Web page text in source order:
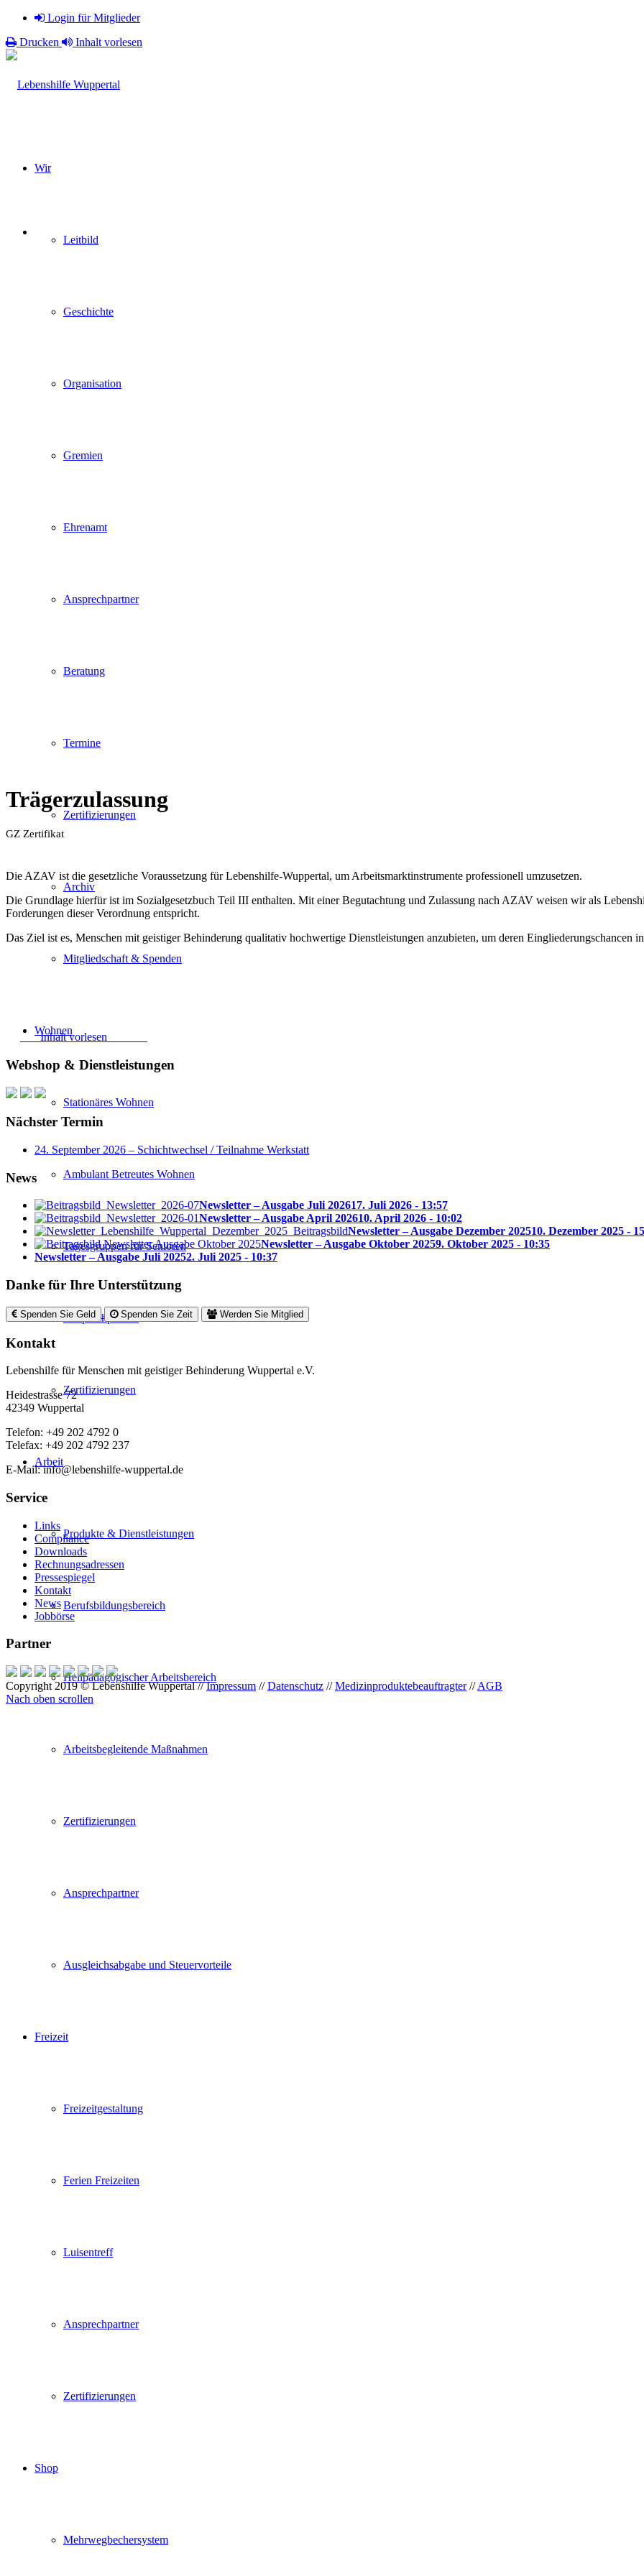
Login für Mitglieder
Drucken
Inhalt vorlesen
Wir
Leitbild
Geschichte
Organisation
Gremien
Ehrenamt
Ansprechpartner
Beratung
Termine
Zertifizierungen
Archiv
Mitgliedschaft & Spenden
Wohnen
Stationäres Wohnen
Ambulant Betreutes Wohnen
Tagesgruppen für Senioren
Ansprechpartner
Zertifizierungen
Arbeit
Produkte & Dienstleistungen
Berufsbildungsbereich
Heilpädagogischer Arbeitsbereich
Arbeitsbegleitende Maßnahmen
Zertifizierungen
Ansprechpartner
Ausgleichsabgabe und Steuervorteile
Freizeit
Freizeitgestaltung
Ferien Freizeiten
Luisentreff
Ansprechpartner
Zertifizierungen
Shop
Mehrwegbechersystem
Trägerzulassung
GZ Zertifikat
Die AZAV ist die gesetzliche Voraussetzung für Lebenshilfe-Wuppertal, um Arbeitsmarktinstrumente professionell umzusetzen.
Die Grundlage hierfür ist im Sozialgesetzbuch Teil III enthalten. Mit einer Begutachtung und Zulassung nach AZAV weisen wir als
Forderungen dieser Verordnung entspricht.
Das Ziel ist es, Menschen mit geistiger Behinderung qualitativ hochwertige Dienstleistungen anzubieten, um deren Eingliederungschancen
Inhalt vorlesen
Webshop & Dienstleistungen
Nächster Termin
24. September 2026 – Schichtwechsel / Teilnahme Werkstatt
News
Newsletter – Ausgabe Juli 202617. Juli 2026 - 13:57
Newsletter – Ausgabe April 202610. April 2026 - 10:02
Newsletter – Ausgabe Dezember 202510. Dezember 2025 -
Newsletter – Ausgabe Oktober 20259. Oktober 2025 - 10:35
Newsletter – Ausgabe Juli 20252. Juli 2025 - 10:37
Danke für Ihre Unterstützung
Spenden Sie Geld Spenden Sie Zeit Werden Sie Mitglied
Kontakt
Lebenshilfe für Menschen mit geistiger Behinderung Wuppertal e.V.
Heidestrasse 72
42349 Wuppertal
Telefon: +49 202 4792 0
Telefax: +49 202 4792 237
E-Mail: info@lebenshilfe-wuppertal.de
Service
Links
Compliance
Downloads
Rechnungsadressen
Pressespiegel
Kontakt
News
Jobbörse
Partner
Copyright 2019 © Lebenshilfe Wuppertal //Impressum //Datenschutz //Medizinproduktebeauftragter//AGB
Nach oben scrollen